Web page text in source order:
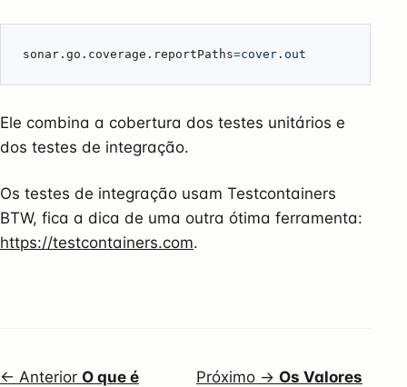
sonar.go.coverage.reportPaths=cover.out
Ele combina a cobertura dos testes unitários e
dos testes de integração.
Os testes de integração usam Testcontainers
BTW, fica a dica de uma outra ótima ferramenta:
https://testcontainers.com.
← Anterior O que é
Próximo → Os Valores